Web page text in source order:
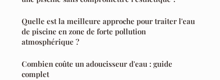
Quelle est la meilleure approche pour traiter l'eau
de piscine en zone de forte pollution
atmosphérique ?
Combien coûte un adoucisseur d'eau : guide
complet